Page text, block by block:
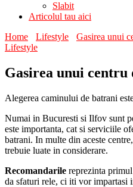
Slabit
Articolul tau aici
Home
Lifestyle
Gasirea unui
Lifestyle
Gasirea unui
Alegerea caminului de batrani
Numai in Bucuresti si Ilfov sunt
este importanta, cat si serviciile
batrani. In multe din aceste
trebuie luate in considerare.
Recomandarile reprezinta
da sfaturi rele, ci iti vor impartasi